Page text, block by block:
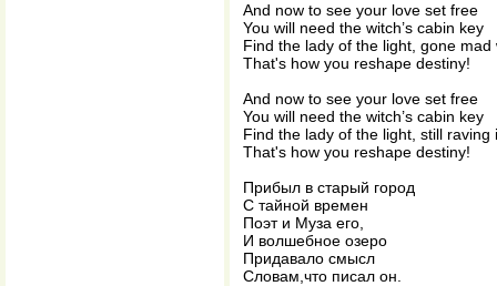
And now to see your love set free
You will need the witch’s cabin key
Find the lady of the light, gone mad
That's how you reshape destiny!
And now to see your love set free
You will need the witch’s cabin key
Find the lady of the light, still raving
That's how you reshape destiny!
Прибыл в старый город
С тайной времен
Поэт и Муза его,
И волшебное озеро
Придавало смысл
Словам,что писал он.